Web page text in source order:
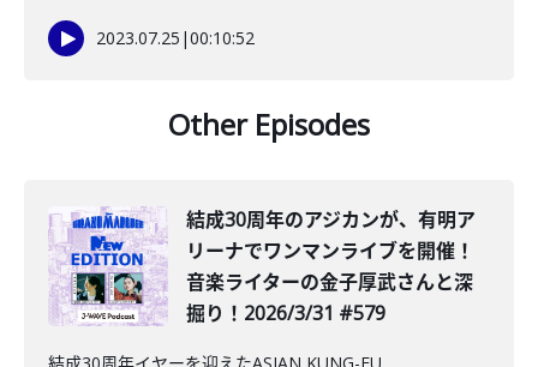
2023.07.25 |00:10:52
Other Episodes
結成30周年のアジカンが、有明ア
リーナでワンマンライブを開催！
音楽ライターの金子厚武さんと深
掘り！2026/3/31 #579